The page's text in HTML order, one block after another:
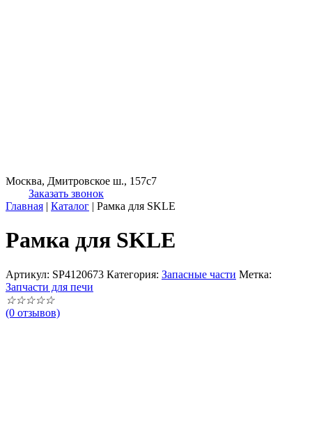
Москва, Дмитровское ш., 157с7
Заказать звонок
Главная | Каталог | Рамка для SKLE
Рамка для SKLE
Артикул: SP4120673 Категория: Запасные части Метка:
Запчасти для печи
☆☆☆☆☆
(0 отзывов)